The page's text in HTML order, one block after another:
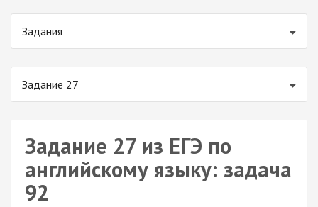
Задания
Задание 27
Задание 27 из ЕГЭ по
английскому языку: задача
92